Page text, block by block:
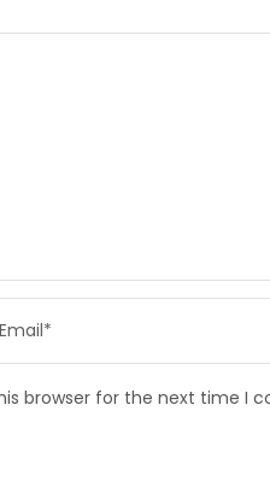
browser for the next time I